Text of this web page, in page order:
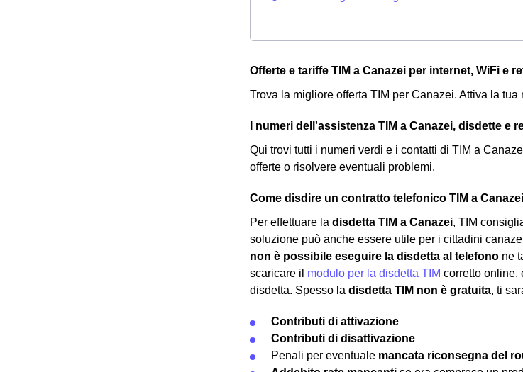
Offerte e tariffe TIM a Canazei per internet, WiFi e
Trova la migliore offerta TIM per Canazei. Attiva la
I numeri dell'assistenza TIM a Canazei, disdette e
Qui trovi tutti i numeri verdi e i contatti di TIM a
offerte o risolvere eventuali problemi.
Come disdire un contratto telefonico TIM a Canazei
Per effettuare la disdetta TIM a Canazei, TIM
soluzione può anche essere utile per i cittadini
non è possibile eseguire la disdetta al telefono ne
scaricare il modulo per la disdetta TIM corretto online,
disdetta. Spesso la disdetta TIM non è gratuita, ti
Contributi di attivazione
Contributi di disattivazione
Penali per eventuale mancata riconsegna del